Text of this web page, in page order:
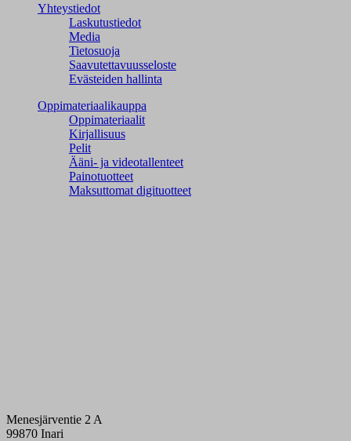
Yhteystiedot
Laskutustiedot
Media
Tietosuoja
Saavutettavuusseloste
Evästeiden hallinta
Oppimateriaalikauppa
Oppimateriaalit
Kirjallisuus
Pelit
Ääni- ja videotallenteet
Painotuotteet
Maksuttomat digituotteet
Menesjärventie 2 A
99870 Inari